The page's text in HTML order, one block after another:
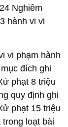
Nghiêm
hành vi vi
vi phạm hành
đích ghi
phạt 8 triệu
quy định ghi
phạt 15 triệu
loạt bài